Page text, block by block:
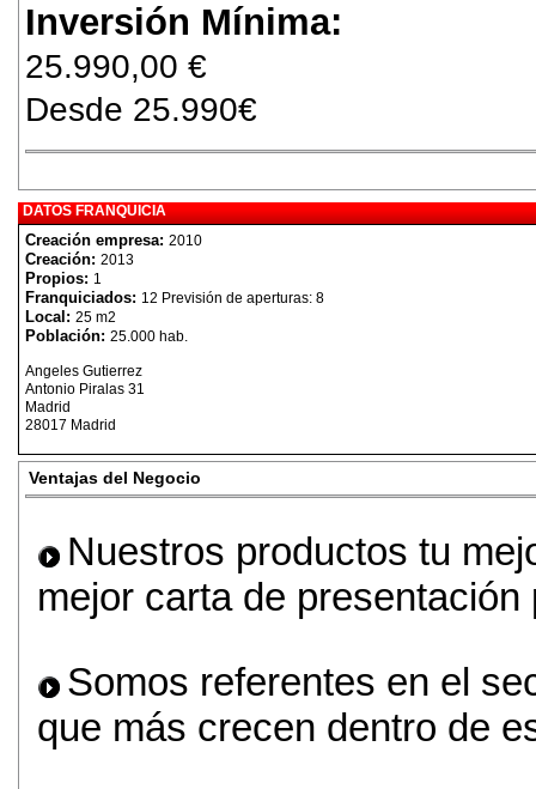
Inversión Mínima:
25.990,00 €
Desde 25.990€
DATOS FRANQUICIA
Creación empresa: 2010
Creación: 2013
Propios: 1
Franquiciados: 12 Previsión de aperturas: 8
Local: 25 m2
Población: 25.000 hab.
Angeles Gutierrez
Antonio Piralas 31
Madrid
28017 Madrid
Ventajas del Negocio
Nuestros productos tu
mejor carta de presentación
Somos referentes en el
que más crecen dentro de